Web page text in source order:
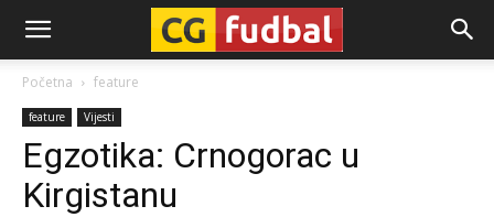
CG-
Fudbal
Početna feature
feature Vijesti
Egzotika: Crnogorac u
Kirgistanu